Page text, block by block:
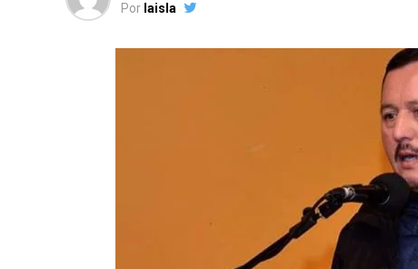
Por laisla